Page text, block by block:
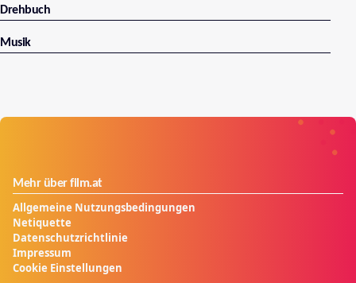
Drehbuch
Musik
Mehr über film.at
Allgemeine Nutzungsbedingungen
Netiquette
Datenschutzrichtlinie
Impressum
Cookie Einstellungen